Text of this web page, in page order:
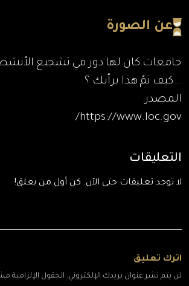
عن الصورة
جامعات كان لها دور في تشجيع الأنشطة
.. كيف تمّ هذا برأيك ؟
المصدر:
https://www.loc.gov/
التعليقات
لا توجد تعليقات حتى الآن. كن أول من يعلق!
اترك تعليق
لن يتم نشر عنوان بريدك الإلكتروني. الحقول الإلزامية